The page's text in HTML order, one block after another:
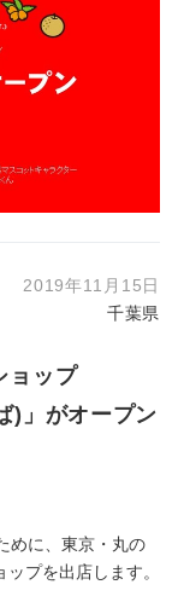
2019年11月15日
千葉県
ョップ
)」がオープン
めに、東京・丸の
プを出店します。